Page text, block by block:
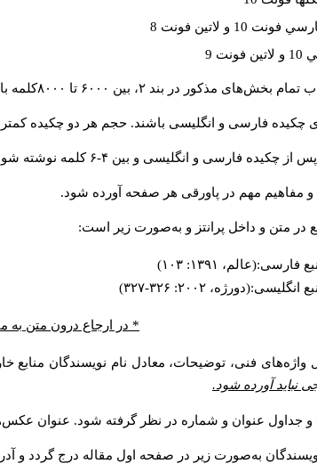
10 و لاتين فونت 8
9
مذکور در بند ۲، بین ۶۰۰۰ تا ۸۰۰۰کلمه باشد.
و انگلیسی باشند. حجم هر دو چکیده کمتر از ۲۰۰ و بیشتر از ۲۵۰ کلمه
فارسی و انگلیسی و بین ۴-۶ کلمه نوشته شود.
مفاهیم مهم در پاورقی هر صفحه آورده شود.
در متن و داخل پرانتز و به‌صورت زیر است:
۱۳۹۱: ۱۰۳)
۲۰۰۲: ۳۲۶-۳۲۷)
* در ارجاع درون متن به
واژه‌های فنی، توضیحات، معادل نام نویسندگان
نباید آورده شود.
و جداول عنوان و شماره در نظر گرفته شود. عنوان
به‌صورت زیر در صفحه اول مقاله درج گردد و